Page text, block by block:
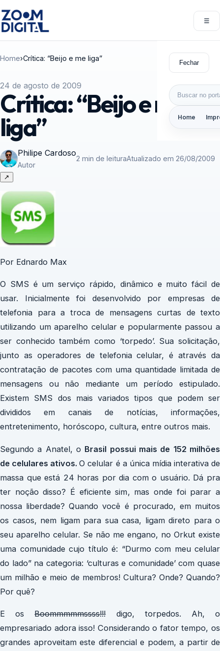
☰
Fechar
Buscar por:
Home
Home›Crítica: “Beijo e me liga”
24 de agosto de 2009
Crítica: “Beijo e me
liga”
Philipe Cardoso
Autor
2 min de leituraAtualizado em 26/08/2009
↗
Por Ednardo Max
O SMS é um serviço rápido, dinâmico e muito fácil de
usar. Inicialmente foi desenvolvido por empresas de
telefonia para a troca de mensagens curtas de texto
utilizando um aparelho celular e popularmente passou a
ser conhecido também como ‘torpedo’. Sua solicitação,
junto as operadores de telefonia celular, é através da
contratação de pacotes com uma quantidade limitada de
mensagens ou não mediante um período estipulado.
Existem SMS dos mais variados tipos que podem ser
divididos em canais de notícias, informações,
entretenimento, horóscopo, cultura, entre outros mais.
Segundo a Anatel, o Brasil possui mais de 152 milhões
de celulares ativos.O celular é a única mídia interativa de
massa que está 24 horas por dia com o usuário. Dá pra
ter noção disso? É eficiente sim, mas onde foi parar a
nossa liberdade? Quando você é procurado, em muitos
os casos, nem ligam para sua casa, ligam direto para o
seu aparelho celular. Se não me engano, no Orkut existe
uma comunidade cujo título é: “Durmo com meu celular
do lado” na categoria: ‘culturas e comunidade’ com quase
um milhão e meio de membros! Cultura? Onde? Quando?
Por quê?
E osBoommmmmssss!!!digo, torpedos. Ah, o
empresariado adora isso! Considerando o fator tempo, os
grandes aproveitam este diferencial e podem, a partir de